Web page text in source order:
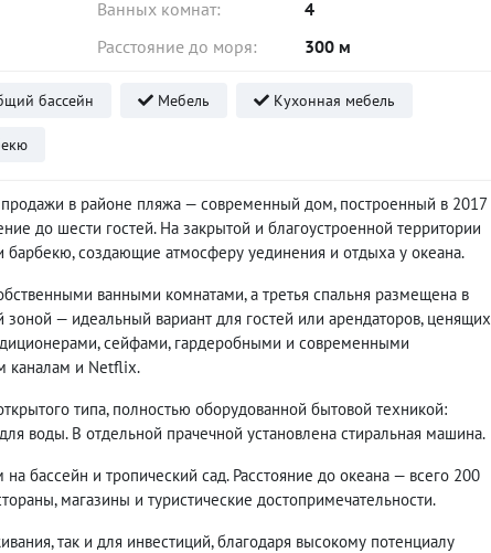
Ванных комнат:
4
Расстояние до моря: 300 м
бассейн Мебель Кухонная мебель
в районе пляжа — современный дом, построенный в 2017
до шести гостей. На закрытой и благоустроенной территории
барбекю, создающие атмосферу уединения и отдыха у океана.
ванными комнатами, а третья спальня размещена в
— идеальный вариант для гостей или арендаторов, ценящих
сейфами, гардеробными и современными
каналам и Netflix.
типа, полностью оборудованной бытовой техникой:
воды. В отдельной прачечной установлена стиральная машина.
бассейн и тропический сад. Расстояние до океана — всего 200
магазины и туристические достопримечательности.
так и для инвестиций, благодаря высокому потенциалу